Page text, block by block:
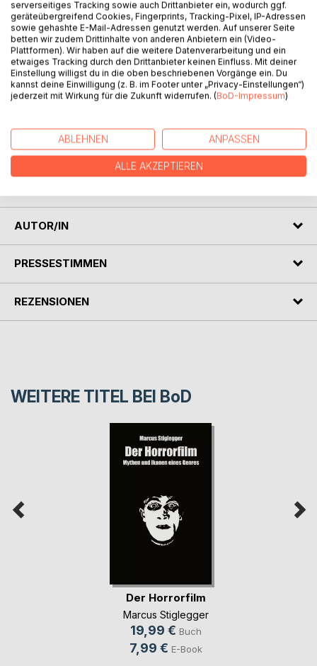
Vor allem während Stalins letzter Regierungsdekade sah
sich Weinberg schweren Übergriffen ausgesetzt, doch
auch nach dem Tod des Diktators blieb die Situation
kritisch.
Die Beleuchtung seines kompositorischen Schaffens zeigt
erstmals umfassend und systematisch, wie Weinberg
künstlerisch auf die Doktrin des Sozialistischen Realismus
Druck und individuelles Schicksal verbanden, weshalb auch
der biographische und zeitgeschichtliche Hintergrund der
Werke vor allem aus der Phase zwischen 1943 und 1968
ausführlich und mit vielen bisher unbekannten Fakten erhellt
AUTOR/IN
PRESSESTIMMEN
REZENSIONEN
WEITERE TITEL BEI BoD
Der Horrorfilm
Marcus Stiglegger
19,99 € Buch
7,99 € E-Book
serverseitiges Tracking sowie auch Drittanbieter ein, wodurch ggf.
geräteübergreifend Cookies, Fingerprints, Tracking-Pixel, IP-Adressen
sowie gehashte E-Mail-Adressen genutzt werden. Auf unserer Seite
betten wir zudem Drittinhalte von anderen Anbietern ein (Video-
Plattformen). Wir haben auf die weitere Datenverarbeitung und ein
etwaiges Tracking durch den Drittanbieter keinen Einfluss. Mit deiner
Einstellung willigst du in die oben beschriebenen Vorgänge ein. Du
kannst deine Einwilligung (z. B. im Footer unter „Privacy-Einstellungen“)
jederzeit mit Wirkung für die Zukunft widerrufen. (BoD-Impressum)
ABLEHNEN ANPASSEN
ALLE AKZEPTIEREN